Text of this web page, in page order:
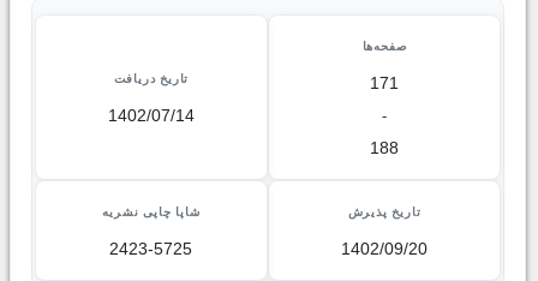
صفحه‌ها
171
-
188
تاریخ دریافت
1402/07/14
تاریخ پذیرش
1402/09/20
شاپا چاپی نشریه
2423-5725